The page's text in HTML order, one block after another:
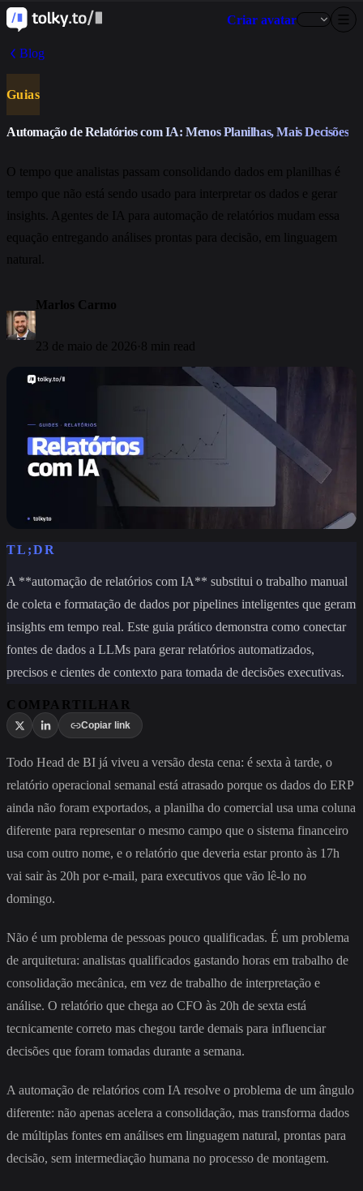
Criar avatar
Blog
Guias
Automação de Relatórios com IA: Menos Planilhas, Mais Decisões
O tempo que analistas passam consolidando dados em planilhas é
tempo que não está sendo usado para interpretar os dados e gerar
insights. Agentes de IA para automação de relatórios mudam essa
equação entregando análises prontas para decisão, em linguagem
natural.
Marlos Carmo
23 de maio de 2026·8 min read
TL;DR
A **automação de relatórios com IA** substitui o trabalho manual
de coleta e formatação de dados por pipelines inteligentes que geram
insights em tempo real. Este guia prático demonstra como conectar
fontes de dados a LLMs para gerar relatórios automatizados,
precisos e cientes de contexto para tomada de decisões executivas.
COMPARTILHAR
Copiar link
Todo Head de BI já viveu a versão desta cena: é sexta à tarde, o
relatório operacional semanal está atrasado porque os dados do ERP
ainda não foram exportados, a planilha do comercial usa uma coluna
diferente para representar o mesmo campo que o sistema financeiro
usa com outro nome, e o relatório que deveria estar pronto às 17h
vai sair às 20h por e-mail, para executivos que vão lê-lo no
domingo.
Não é um problema de pessoas pouco qualificadas. É um problema
de arquitetura: analistas qualificados gastando horas em trabalho de
consolidação mecânica, em vez de trabalho de interpretação e
análise. O relatório que chega ao CFO às 20h de sexta está
tecnicamente correto mas chegou tarde demais para influenciar
decisões que foram tomadas durante a semana.
A automação de relatórios com IA resolve o problema de um ângulo
diferente: não apenas acelera a consolidação, mas transforma dados
de múltiplas fontes em análises em linguagem natural, prontas para
decisão, sem intermediação humana no processo de montagem.